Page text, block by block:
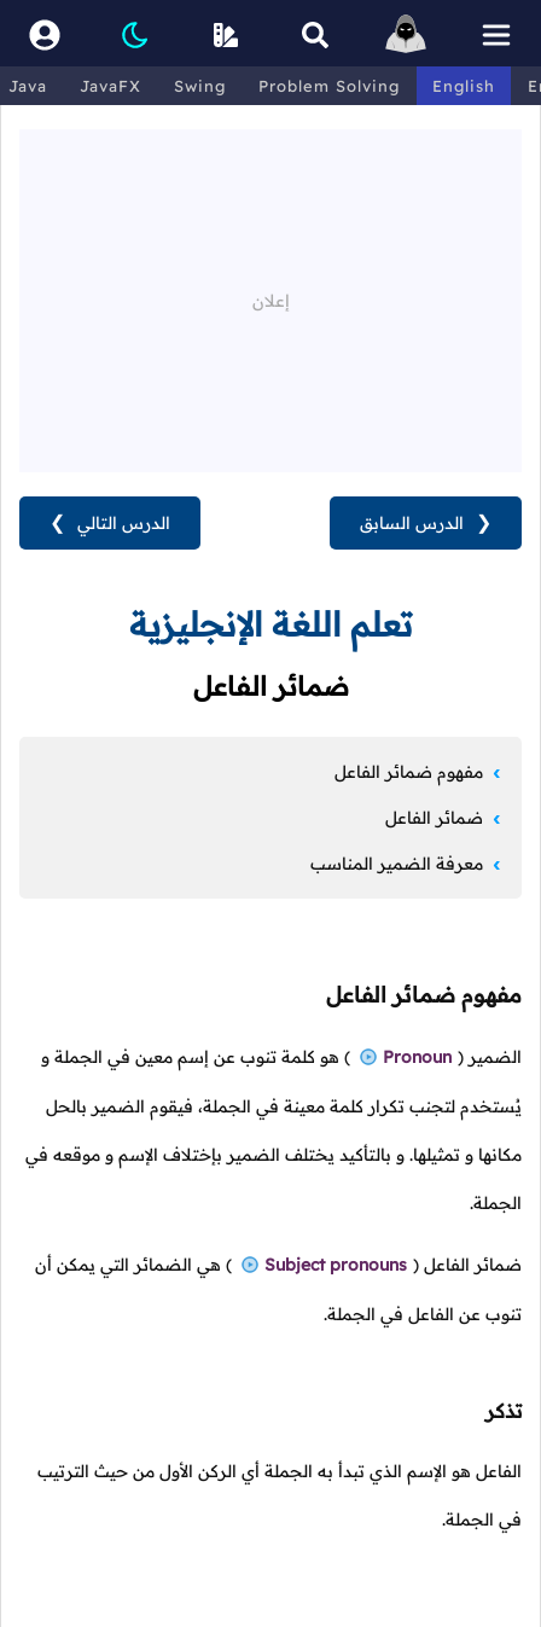
Java JavaFX Swing Problem Solving English
الدرس التالي ❯ ❮ الدرس السابق
تعلم اللغة الإنجليزية
ضمائر الفاعل
مفهوم ضمائر الفاعل
ضمائر الفاعل
معرفة الضمير المناسب
مفهوم ضمائر الفاعل
الضمير (
Pronoun
) هو كلمة تنوب عن إسم معين في الجملة و
يُستخدم لتجنب تكرار كلمة معينة في الجملة، فيقوم الضمير بالحل
مكانها و تمثيلها. و بالتأكيد يختلف الضمير بإختلاف الإسم و موقعه في
الجملة.
ضمائر الفاعل (
Subject pronouns
) هي الضمائر التي يمكن أن
تنوب عن الفاعل في الجملة.
تذكر
الفاعل هو الإسم الذي تبدأ به الجملة أي الركن الأول من حيث الترتيب
في الجملة.